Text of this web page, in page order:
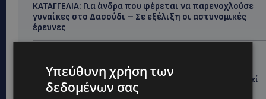
ΚΑΤΑΓΓΕΛΙΑ: Για άνδρα που φέρεται να παρενοχλούσε
γυναίκες στο Δασούδι – Σε εξέλιξη οι αστυνομικές
έρευνες
ΛΕΥΚΩΣΙΑ: Γιατί ένας 16χρονος φέρεται να έβαλε
φωτιά σε ιστορική μπυραρία – Η Αστυνομία αναζητεί
το κίνητρο
Υπεύθυνη χρήση των
δεδομένων σας